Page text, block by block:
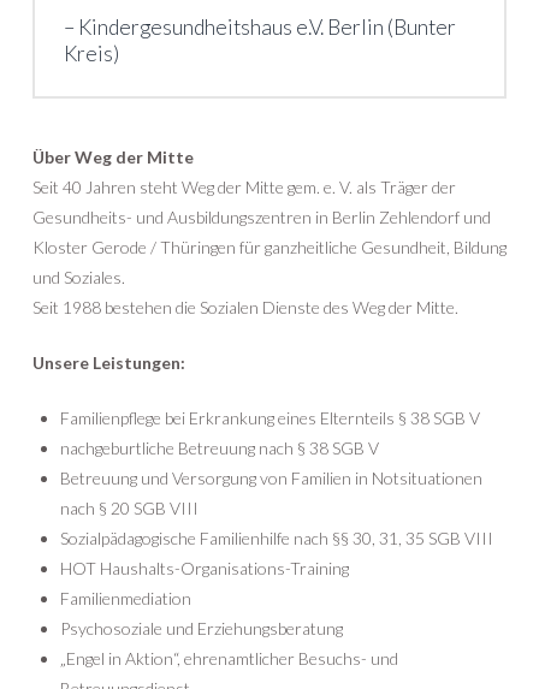
Kindergesundheitshaus e.V. Berlin (Bunter
Kreis)
Über Weg der Mitte
Seit 40 Jahren steht Weg der Mitte gem. e. V. als Träger der
Gesundheits- und Ausbildungszentren in Berlin Zehlendorf und
Kloster Gerode / Thüringen für ganzheitliche Gesundheit, Bildung
und Soziales.
Seit 1988 bestehen die Sozialen Dienste des Weg der Mitte.
Unsere Leistungen:
Familienpflege bei Erkrankung eines Elternteils § 38 SGB V
nachgeburtliche Betreuung nach § 38 SGB V
Betreuung und Versorgung von Familien in Notsituationen
nach § 20 SGB VIII
Sozialpädagogische Familienhilfe nach §§ 30, 31, 35 SGB VIII
HOT Haushalts-Organisations-Training
Familienmediation
Psychosoziale und Erziehungsberatung
„Engel in Aktion“, ehrenamtlicher Besuchs- und